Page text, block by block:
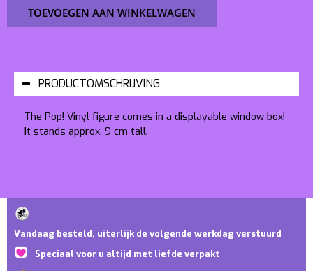
TOEVOEGEN AAN WINKELWAGEN
PRODUCTOMSCHRIJVING
The Pop! Vinyl figure comes in a displayable window box!
It stands approx. 9 cm tall.
Vandaag besteld, uiterlijk de volgende werkdag verstuurd
Speciaal voor u altijd met liefde verpakt